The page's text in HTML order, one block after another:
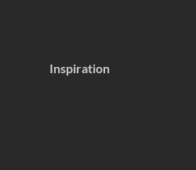
Inspiration